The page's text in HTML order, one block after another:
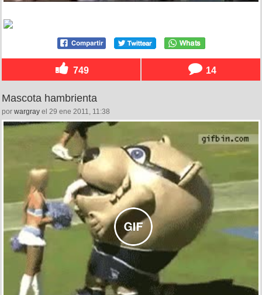
749 14
Mascota hambrienta
por wargray el 29 ene 2011, 11:38